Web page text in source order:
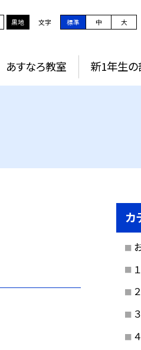
黒地 文字 標準 中 大
あすなろ教室 新1年生の
カ